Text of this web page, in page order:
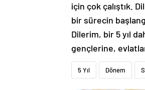
için çok çalıştık.
bir sürecin
Dilerim, bir 5 yıl
gençlerine,
5 Yıl Dönem